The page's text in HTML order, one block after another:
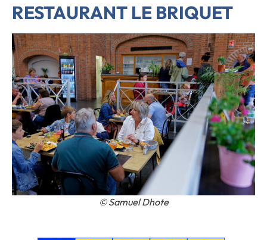
RESTAURANT LE BRIQUET
© Samuel Dhote